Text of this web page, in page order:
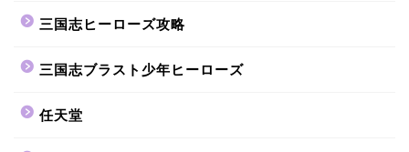
三国志ヒーローズ攻略
三国志ブラスト少年ヒーローズ
任天堂